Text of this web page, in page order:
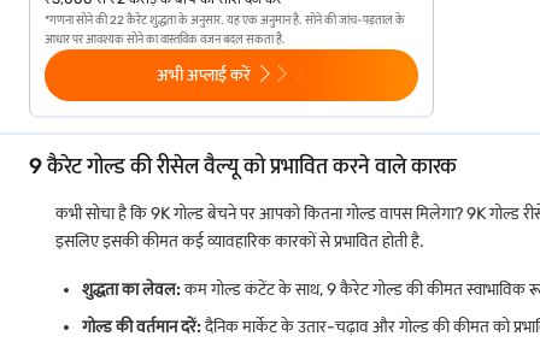
यह तुलना आपको दैनिक उपयोग, बजट और लॉन्ग-टर्म वैल्यू के आधार पर गोल्ड चुनने में
एक्सपर्ट सलाह: जैसे-जैसे ग्लोबल ट्रेंड के साथ गोल्ड की कीमतें बदलती हैं, वैसे-वैसे
9 कैरेट गोल्ड की दर को प्रभावित करने वाले प्रमुख कारक
कई कारक दैनिक कीमतों और समग्र ट्रेंड को प्रभावित करते हैं. इन 9K गोल्ड रेट
अंतर्राष्ट्रीय बुलियन कीमतें और निवेशक की मांग अक्सर भारत में सोने की कीमत की पूरी
करेंसी एक्सचेंज दरें महत्वपूर्ण हैं क्योंकि रुपया कमजोर होने से आयात शुल्क बढ़
आयात शुल्क, टैक्स और स्थानीय लेवी वैश्विक दरें स्थिर होने पर भी बाज़ार की अंतिम
*गणना सोने की 22 कैरेट शुद्धता के अनुसार. यह एक अनुमान है. सोने की जांच-पड़ताल के
आधार पर आवश्यक सोने का वास्तविक वजन बदल सकता है.
अभी अप्लाई करें
9 कैरेट गोल्ड की रीसेल वैल्यू को प्रभावित करने वाले कारक
कभी सोचा है कि 9K गोल्ड बेचने पर आपको कितना गोल्ड वापस मिलेगा? 9K
इसलिए इसकी कीमत कई व्यावहारिक कारकों से प्रभावित होती है.
शुद्धता का लेवल:कम गोल्ड कंटेंट के साथ, 9 कैरेट गोल्ड की कीमत स्वाभाविक
गोल्ड की वर्तमान दरें:दैनिक मार्केट के उतार-चढ़ाव और गोल्ड की कीमत को